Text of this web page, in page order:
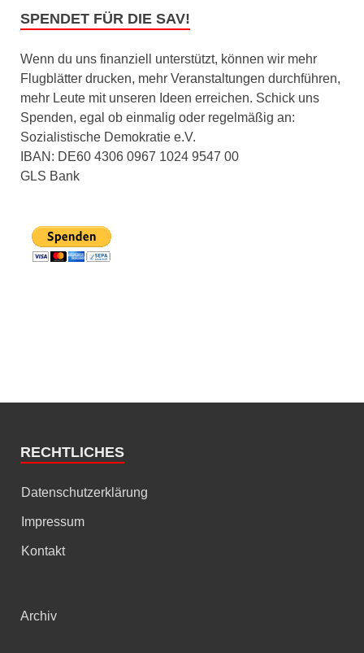
SPENDET FÜR DIE SAV!
Wenn du uns finanziell unterstützt, können wir mehr
Flugblätter drucken, mehr Veranstaltungen durchführen,
mehr Leute mit unseren Ideen erreichen. Schick uns
Spenden, egal ob einmalig oder regelmäßig an:
Sozialistische Demokratie e.V.
IBAN: DE60 4306 0967 1024 9547 00
GLS Bank
RECHTLICHES
Datenschutzerklärung
Impressum
Kontakt
Archiv